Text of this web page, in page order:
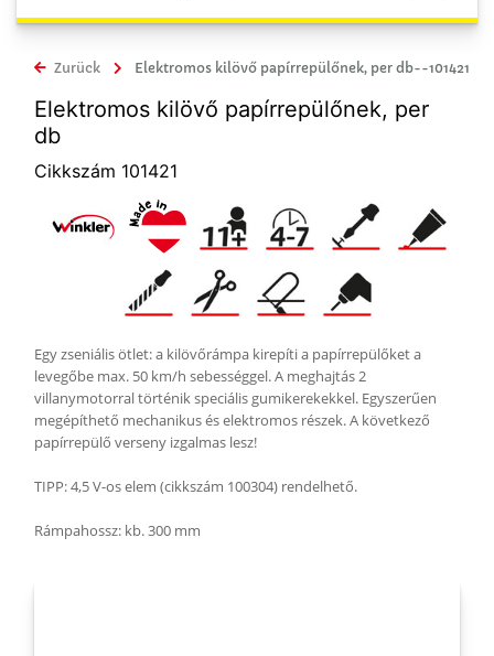
Zurück Elektromos kilövő papírrepülőnek, per db--101421
Elektromos kilövő papírrepülőnek, per
db
Cikkszám 101421
Egy zseniális ötlet: a kilövőrámpa kirepíti a papírrepülőket a
levegőbe max. 50 km/h sebességgel. A meghajtás 2
villanymotorral történik speciális gumikerekekkel. Egyszerűen
megépíthető mechanikus és elektromos részek. A következő
papírrepülő verseny izgalmas lesz!
TIPP: 4,5 V-os elem (cikkszám 100304) rendelhető.
Rámpahossz: kb. 300 mm